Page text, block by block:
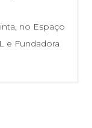
no Espaço
e Fundadora